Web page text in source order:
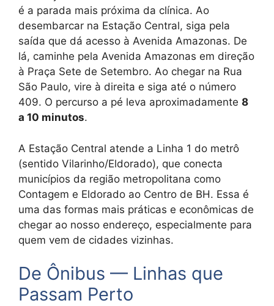
é a parada mais próxima da clínica. Ao
desembarcar na Estação Central, siga pela
saída que dá acesso à Avenida Amazonas. De
lá, caminhe pela Avenida Amazonas em direção
à Praça Sete de Setembro. Ao chegar na Rua
São Paulo, vire à direita e siga até o número
409. O percurso a pé leva aproximadamente 8
a 10 minutos.
A Estação Central atende a Linha 1 do metrô
(sentido Vilarinho/Eldorado), que conecta
municípios da região metropolitana como
Contagem e Eldorado ao Centro de BH. Essa é
uma das formas mais práticas e econômicas de
chegar ao nosso endereço, especialmente para
quem vem de cidades vizinhas.
De Ônibus — Linhas que
Passam Perto